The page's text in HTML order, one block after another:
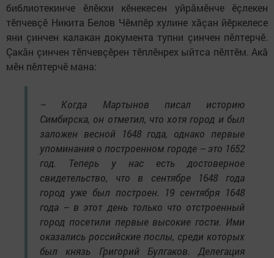
библиотекинче ӗлӗкхи кӗнекесен уйрăмӗнче ӗçлекен
тӗпчевçӗ Никита Белов Чӗмпӗр хулине хăçан йӗркелесе
яни çинчен калакан документа тупни çинчен пӗлтерчӗ.
Çакăн çинчен тӗпчевçӗрен тӗплӗнрех ыйтса пӗлтӗм. Акă
мӗн пӗлтерчӗ мана:
– Когда Мартынов писал историю
Симбирска, он отметил, что хотя город и был
заложен весной 1648 года, однако первые
упоминания о построенном городе – это 1652
год. Теперь у нас есть достоверное
свидетельство, что в сентябре 1648 года
город уже был построен. 19 сентября 1648
года – в этот день только что отстроенный
город посетили первые высокие гости. Ими
оказались российские послы, среди которых
был князь Григорий Булгаков. Делегация